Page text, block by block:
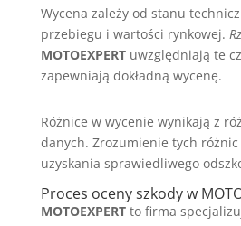
Wycena zależy od stanu
przebiegu i wartości rynkowej.
MOTOEXPERTuwzględniają te
zapewniają dokładną wycenę.
Różnice w wycenie wynikają z
danych. Zrozumienie tych
uzyskania sprawiedliwego
Proces oceny szkody w
MOTOEXPERTto firma